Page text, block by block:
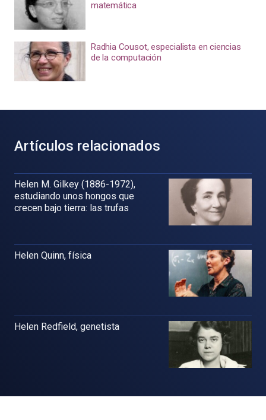
matemática
Radhia Cousot, especialista en ciencias
de la computación
Artículos relacionados
Helen M. Gilkey (1886-1972),
estudiando unos hongos que
crecen bajo tierra: las trufas
Helen Quinn, física
Helen Redfield, genetista